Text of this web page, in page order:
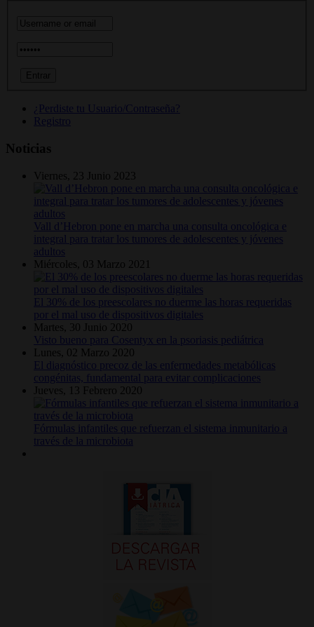
¿Perdiste tu Usuario/Contraseña?
Registro
Noticias
Viernes, 23 Junio 2023
Vall d’Hebron pone en marcha una consulta oncológica e
integral para tratar los tumores de adolescentes y jóvenes
adultos
Miércoles, 03 Marzo 2021
El 30% de los preescolares no duerme las horas requeridas
por el mal uso de dispositivos digitales
Martes, 30 Junio 2020
Visto bueno para Cosentyx en la psoriasis pediátrica
Lunes, 02 Marzo 2020
El diagnóstico precoz de las enfermedades metabólicas
congénitas, fundamental para evitar complicaciones
Jueves, 13 Febrero 2020
Fórmulas infantiles que refuerzan el sistema inmunitario a
través de la microbiota